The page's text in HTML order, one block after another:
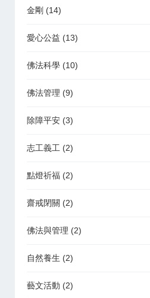
金剛 (14)
愛心公益 (13)
佛法科學 (10)
佛法管理 (9)
除障平安 (3)
志工義工 (2)
點燈祈福 (2)
齋戒閉關 (2)
佛法與管理 (2)
自然養生 (2)
藝文活動 (2)